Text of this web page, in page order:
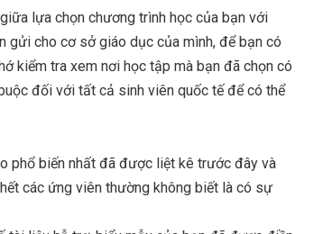
lựa chọn chương trình học của bạn với
gửi cho cơ sở giáo dục của mình, để bạn có
kiểm tra xem nơi học tập mà bạn đã chọn có
đối với tất cả sinh viên quốc tế để có thể
phổ biến nhất đã được liệt kê trước đây và
các ứng viên thường không biết là có sự